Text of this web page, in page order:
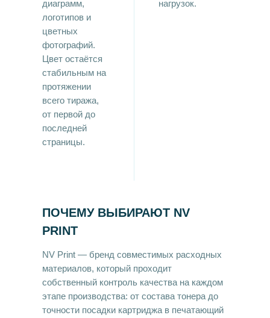
диаграмм,
логотипов и
цветных
фотографий.
Цвет остаётся
стабильным на
протяжении
всего тиража,
от первой до
последней
страницы.
нагрузок.
ПОЧЕМУ ВЫБИРАЮТ NV
PRINT
NV Print — бренд совместимых расходных
материалов, который проходит
собственный контроль качества на каждом
этапе производства: от состава тонера до
точности посадки картриджа в печатающий